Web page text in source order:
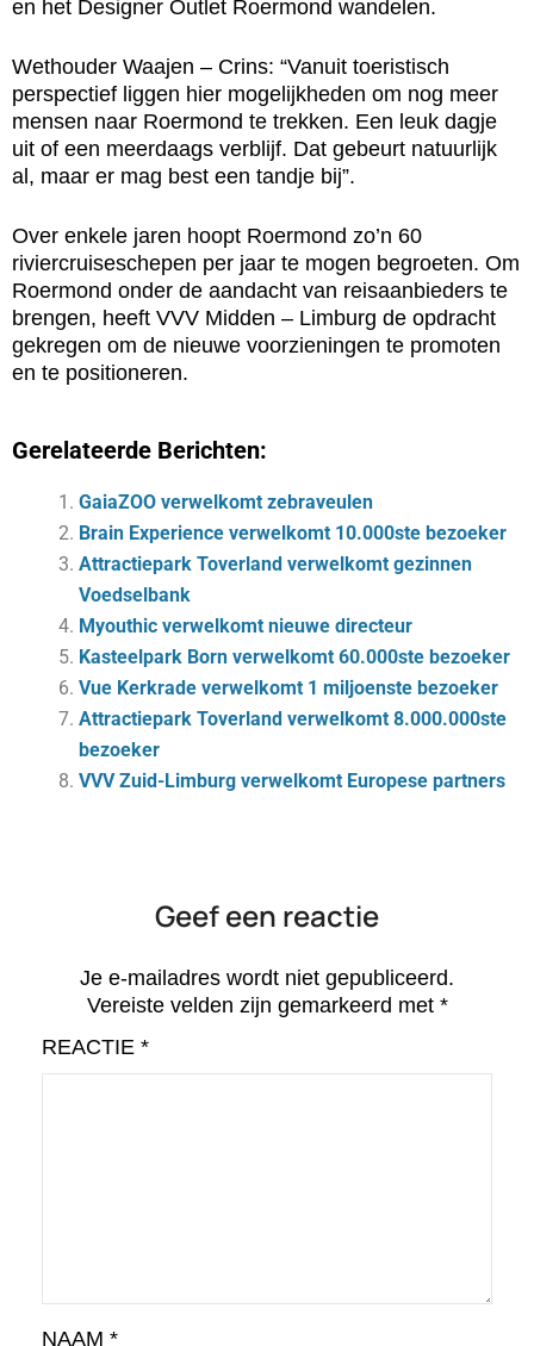
en het Designer Outlet Roermond wandelen.
Wethouder Waajen – Crins: “Vanuit toeristisch
perspectief liggen hier mogelijkheden om nog meer
mensen naar Roermond te trekken. Een leuk dagje
uit of een meerdaags verblijf. Dat gebeurt natuurlijk
al, maar er mag best een tandje bij”.
Over enkele jaren hoopt Roermond zo’n 60
riviercruiseschepen per jaar te mogen begroeten. Om
Roermond onder de aandacht van reisaanbieders te
brengen, heeft VVV Midden – Limburg de opdracht
gekregen om de nieuwe voorzieningen te promoten
en te positioneren.
Gerelateerde Berichten:
GaiaZOO verwelkomt zebraveulen
Brain Experience verwelkomt 10.000ste bezoeker
Attractiepark Toverland verwelkomt gezinnen
Voedselbank
Myouthic verwelkomt nieuwe directeur
Kasteelpark Born verwelkomt 60.000ste bezoeker
Vue Kerkrade verwelkomt 1 miljoenste bezoeker
Attractiepark Toverland verwelkomt 8.000.000ste
bezoeker
VVV Zuid-Limburg verwelkomt Europese partners
Geef een reactie
Je e-mailadres wordt niet gepubliceerd.
Vereiste velden zijn gemarkeerd met *
REACTIE *
NAAM *